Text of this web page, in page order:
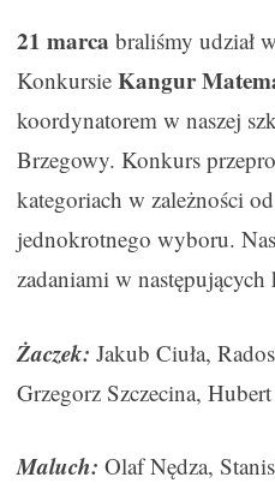
21 marca braliśmy udział
Konkursie Kangur
koordynatorem w naszej
Brzegowy. Konkurs
kategoriach w zależności
jednokrotnego wyboru.
zadaniami w następujących
Żaczek: Jakub Ciuła,
Grzegorz Szczecina,
Maluch: Olaf Nędza,